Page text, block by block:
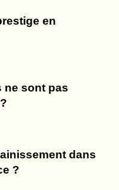
en
ne sont pas
dans
?